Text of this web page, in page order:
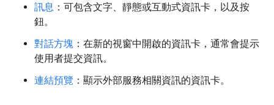
訊息 ：可包含文字、靜態或互動式資訊卡，以及按
鈕。
對話方塊 ：在新的視窗中開啟的資訊卡，通常會提示
使用者提交資訊。
連結預覽 ：顯示外部服務相關資訊的資訊卡。